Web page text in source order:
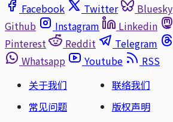
Facebook
Twitter Bluesky
Github
Instagram Linkedin
Pinterest
Reddit Telegram
Whatsapp
Youtube
RSS
关于我们
联络我们
常见问题
版权声明